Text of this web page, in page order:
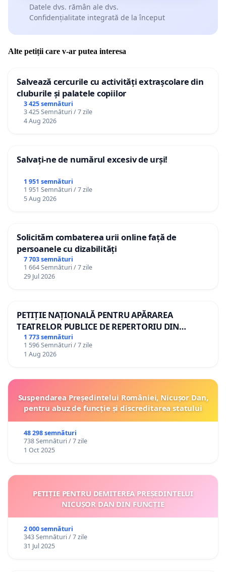
Datele dvs. rămân ale dvs.
Confidențialitate integrată de la început
Alte petiții care v-ar putea interesa
Salvează cercurile cu activități extrașcolare din
cluburile și palatele copiilor
3 425 semnături
3 425 Semnături / 7 zile
4 Aug 2026
Salvați-ne de numărul excesiv de urși!
1 951 semnături
1 951 Semnături / 7 zile
5 Aug 2026
Solicităm combaterea urii online față de
persoanele cu dizabilități
7 703 semnături
1 664 Semnături / 7 zile
29 Jul 2026
PETIȚIE NAȚIONALĂ PENTRU APĂRAREA
TEATRELOR PUBLICE DE REPERTORIU DIN
ROMÂNIA
1 773 semnături
1 596 Semnături / 7 zile
1 Aug 2026
Suspendarea Președintelui României, Nicușor Dan,
pentru abuz de funcție și discreditarea statului
48 298 semnături
738 Semnături / 7 zile
1 Oct 2025
PETIȚIE PENTRU DEMITEREA PREȘEDINTELUI
NICUȘOR DAN DIN FUNCȚIE
2 000 semnături
343 Semnături / 7 zile
31 Jul 2025